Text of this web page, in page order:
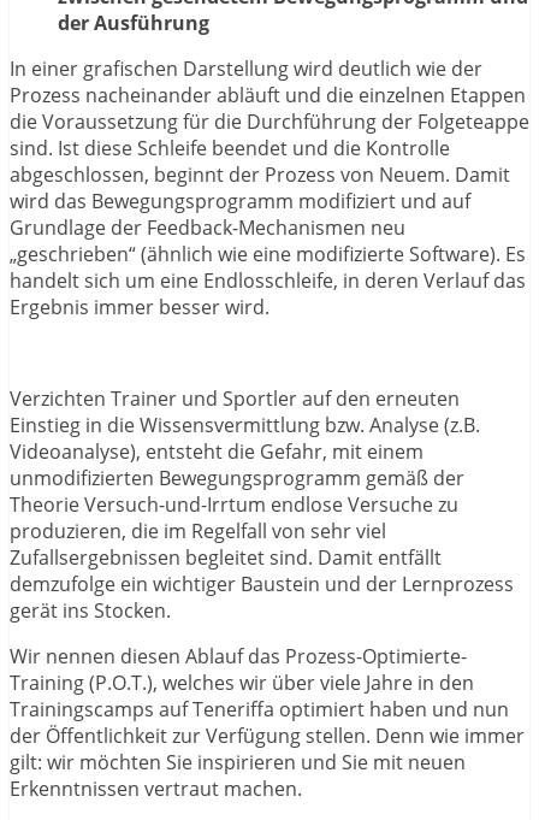
der Ausführung
In einer grafischen Darstellung wird deutlich wie der
Prozess nacheinander abläuft und die einzelnen Etappen
die Voraussetzung für die Durchführung der Folgeteappe
sind. Ist diese Schleife beendet und die Kontrolle
abgeschlossen, beginnt der Prozess von Neuem. Damit
wird das Bewegungsprogramm modifiziert und auf
Grundlage der Feedback-Mechanismen neu
„geschrieben“ (ähnlich wie eine modifizierte Software). Es
handelt sich um eine Endlosschleife, in deren Verlauf das
Ergebnis immer besser wird.
Verzichten Trainer und Sportler auf den erneuten
Einstieg in die Wissensvermittlung bzw. Analyse (z.B.
Videoanalyse), entsteht die Gefahr, mit einem
unmodifizierten Bewegungsprogramm gemäß der
Theorie Versuch-und-Irrtum endlose Versuche zu
produzieren, die im Regelfall von sehr viel
Zufallsergebnissen begleitet sind. Damit entfällt
demzufolge ein wichtiger Baustein und der Lernprozess
gerät ins Stocken.
Wir nennen diesen Ablauf das Prozess-Optimierte-
Training (P.O.T.), welches wir über viele Jahre in den
Trainingscamps auf Teneriffa optimiert haben und nun
der Öffentlichkeit zur Verfügung stellen. Denn wie immer
gilt: wir möchten Sie inspirieren und Sie mit neuen
Erkenntnissen vertraut machen.